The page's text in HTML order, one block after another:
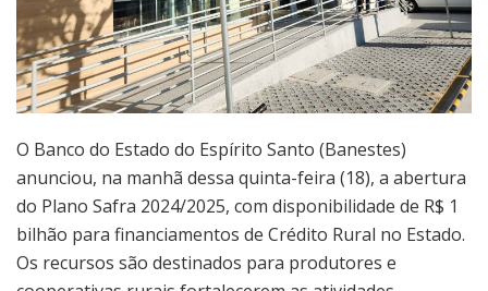
O Banco do Estado do Espírito Santo (Banestes)
anunciou, na manhã dessa quinta-feira (18), a abertura
do Plano Safra 2024/2025, com disponibilidade de R$ 1
bilhão para financiamentos de Crédito Rural no Estado.
Os recursos são destinados para produtores e